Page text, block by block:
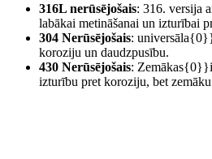
316L nerūsējošais: 316. versija
labākai metināšanai un izturībai
304 Nerūsējošais:
koroziju un daudzpusību.
430 Nerūsējošais:
izturību pret koroziju, bet